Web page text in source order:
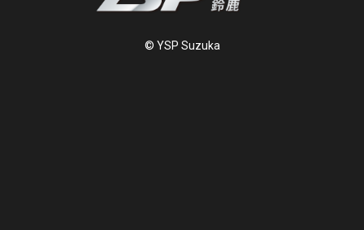
© YSP Suzuka